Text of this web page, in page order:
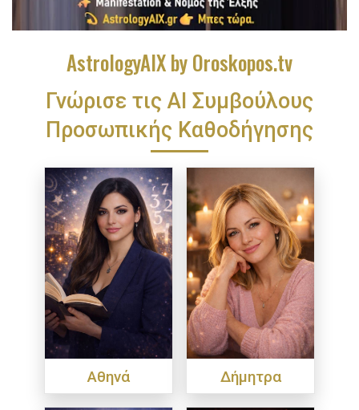
AstrologyAIX by Oroskopos.tv
Γνώρισε τις ΑΙ Συμβούλους
Προσωπικής Καθοδήγησης
Αθηνά Δήμητρα